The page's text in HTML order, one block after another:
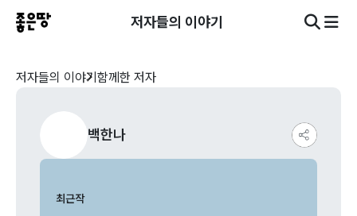
저자들의 이야기
저자들의 이야기 함께한 저자
백한나
최근작